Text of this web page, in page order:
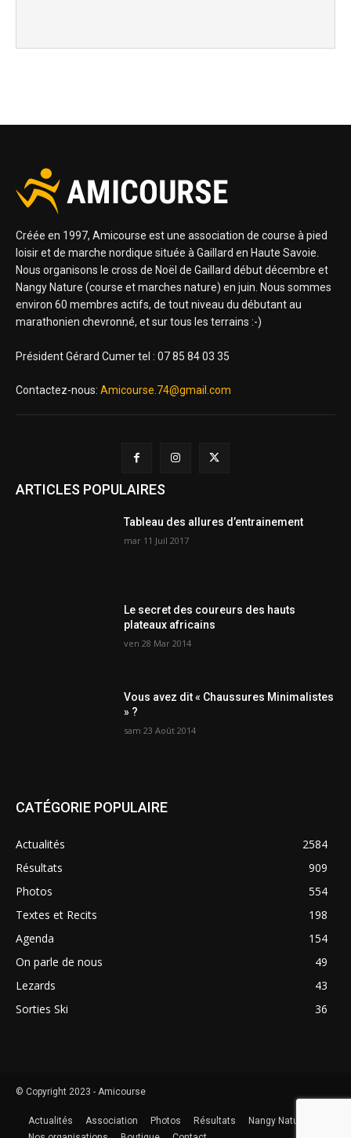
Créée en 1997, Amicourse est une association de course à pied
loisir et de marche nordique située à Gaillard en Haute Savoie.
Nous organisons le cross de Noël de Gaillard début décembre et
Nangy Nature (course et marches nature) en juin. Nous sommes
environ 60 membres actifs, de tout niveau du débutant au
marathonien chevronné, et sur tous les terrains :-)
Président Gérard Cumer tel : 07 85 84 03 35
Contactez-nous: Amicourse.74@gmail.com
ARTICLES POPULAIRES
Tableau des allures d’entrainement
mar 11 Juil 2017
Le secret des coureurs des hauts
plateaux africains
ven 28 Mar 2014
Vous avez dit « Chaussures Minimalistes
» ?
sam 23 Août 2014
CATÉGORIE POPULAIRE
Actualités
2584
Résultats
909
Photos
554
Textes et Recits
198
Agenda
154
On parle de nous
49
Lezards
43
Sorties Ski
36
© Copyright 2023 - Amicourse
Actualités Association Photos Résultats
Nangy Nature